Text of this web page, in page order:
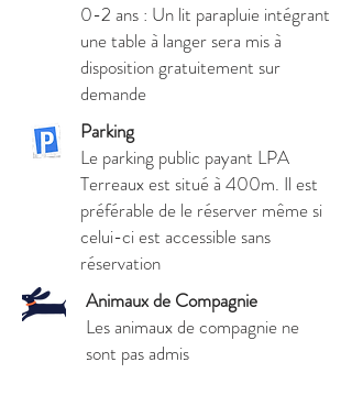
0-2 ans : Un lit parapluie intégrant
une table à langer sera mis à
disposition gratuitement sur
demande
Parking
Le parking public payant LPA
Terreaux est situé à 400m. Il est
préférable de le réserver même si
celui-ci est accessible sans
réservation
Animaux de Compagnie
Les animaux de compagnie ne
sont pas admis